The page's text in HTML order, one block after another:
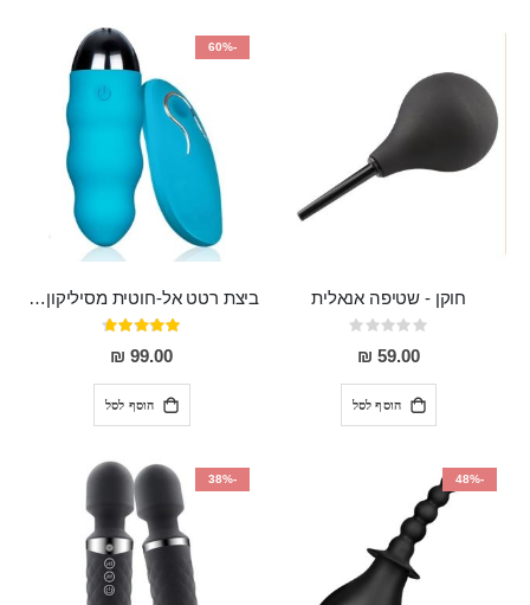
חוקן - שטיפה אנאלית
Rating:
0%
59.00 ₪
הוסף לסל
-60%
ביצת רטט אל-חוטית מסיליקון רפואי בגודל של 8 ס"מ ורוחב 3 ס"מ בעלת 20 מהירויות שונות "ENKI"
דירוג:
93%
99.00 ₪
הוסף לסל
-48%
-38%